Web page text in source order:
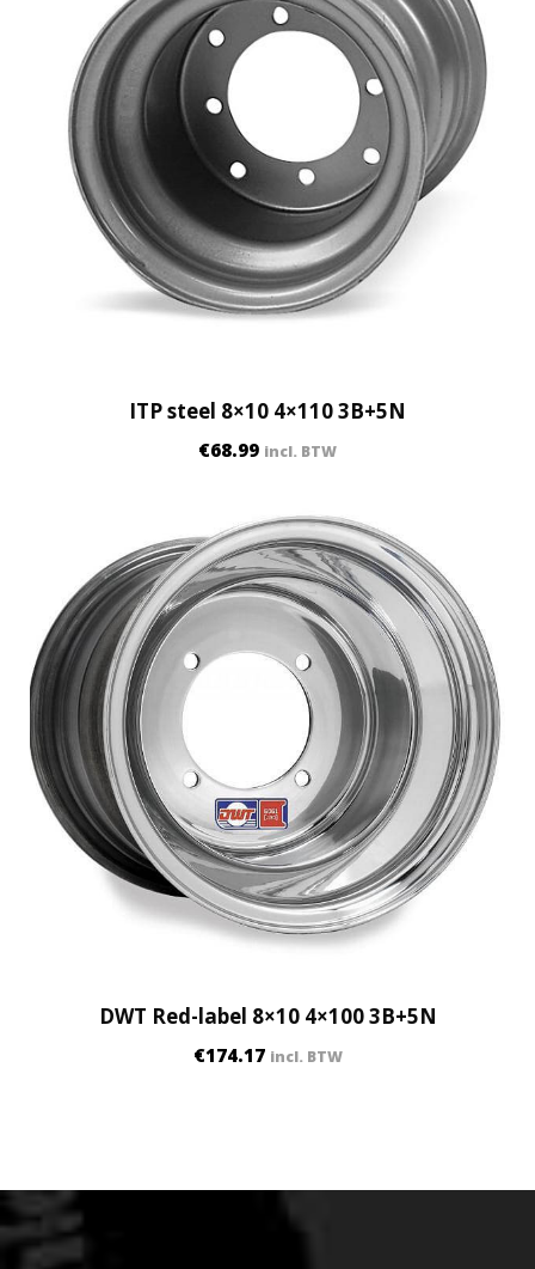
ITP steel 8×10 4×110 3B+5N
€68.99 incl. BTW
DWT Red-label 8×10 4×100 3B+5N
€174.17 incl. BTW